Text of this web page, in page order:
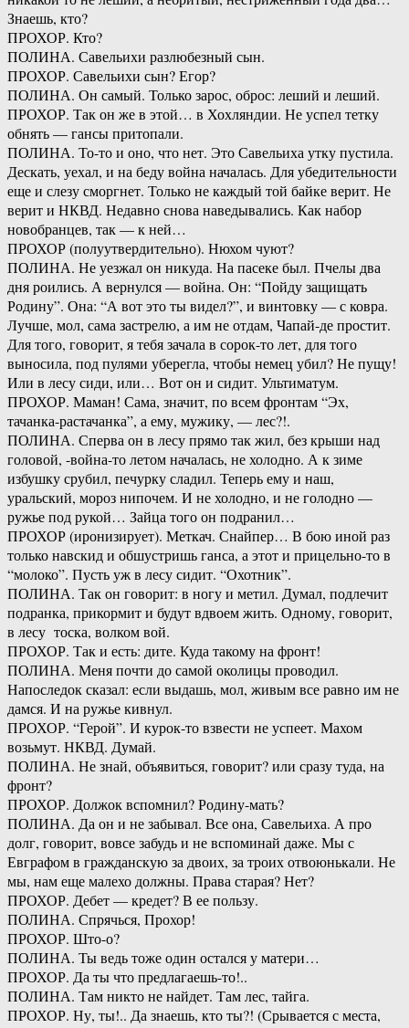
Знаешь, кто?
ПРОХОР. Кто?
ПОЛИНА. Савельихи разлюбезный сын.
ПРОХОР. Савельихи сын? Егор?
ПОЛИНА. Он самый. Только зарос, оброс: леший и леший.
ПРОХОР. Так он же в этой… в Хохляндии. Не успел тетку
обнять — гансы притопали.
ПОЛИНА. То-то и оно, что нет. Это Савельиха утку пустила.
Дескать, уехал, и на беду война началась. Для убедительности
еще и слезу сморгнет. Только не каждый той байке верит. Не
верит и НКВД. Недавно снова наведывались. Как набор
новобранцев, так — к ней…
ПРОХОР (полуутвердительно). Нюхом чуют?
ПОЛИНА. Не уезжал он никуда. На пасеке был. Пчелы два
дня роились. А вернулся — война. Он: “Пойду защищать
Родину”. Она: “А вот это ты видел?”, и винтовку — с ковра.
Лучше, мол, сама застрелю, а им не отдам, Чапай-де простит.
Для того, говорит, я тебя зачала в сорок-то лет, для того
выносила, под пулями уберегла, чтобы немец убил? Не пущу!
Или в лесу сиди, или… Вот он и сидит. Ультиматум.
ПРОХОР. Маман! Сама, значит, по всем фронтам “Эх,
тачанка-растачанка”, а ему, мужику, — лес?!.
ПОЛИНА. Сперва он в лесу прямо так жил, без крыши над
головой, -война-то летом началась, не холодно. А к зиме
избушку срубил, печурку сладил. Теперь ему и наш,
уральский, мороз нипочем. И не холодно, и не голодно —
ружье под рукой… Зайца того он подранил…
ПРОХОР (иронизирует). Меткач. Снайпер… В бою иной раз
только навскид и обшустришь ганса, а этот и прицельно-то в
“молоко”. Пусть уж в лесу сидит. “Охотник”.
ПОЛИНА. Так он говорит: в ногу и метил. Думал, подлечит
подранка, прикормит и будут вдвоем жить. Одному, говорит,
в лесу тоска, волком вой.
ПРОХОР. Так и есть: дите. Куда такому на фронт!
ПОЛИНА. Меня почти до самой околицы проводил.
Напоследок сказал: если выдашь, мол, живым все равно им не
дамся. И на ружье кивнул.
ПРОХОР. “Герой”. И курок-то взвести не успеет. Махом
возьмут. НКВД. Думай.
ПОЛИНА. Не знай, объявиться, говорит? или сразу туда, на
фронт?
ПРОХОР. Должок вспомнил? Родину-мать?
ПОЛИНА. Да он и не забывал. Все она, Савельиха. А про
долг, говорит, вовсе забудь и не вспоминай даже. Мы с
Евграфом в гражданскую за двоих, за троих отвоюнькали. Не
мы, нам еще малехо должны. Права старая? Нет?
ПРОХОР. Дебет — кредет? В ее пользу.
ПОЛИНА. Спрячься, Прохор!
ПРОХОР. Што-о?
ПОЛИНА. Ты ведь тоже один остался у матери…
ПРОХОР. Да ты что предлагаешь-то!..
ПОЛИНА. Там никто не найдет. Там лес, тайга.
ПРОХОР. Ну, ты!.. Да знаешь, кто ты?! (Срывается с места,